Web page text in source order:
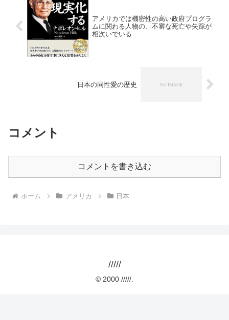
アメリカでは機密性の高い政府プログラ
ムに関わる人物の、不審な死亡や失踪が
相次いでいる
日本の同性愛の歴史
コメント
コメントを書き込む
ホーム アメリカ 日本
/////
© 2000 /////.